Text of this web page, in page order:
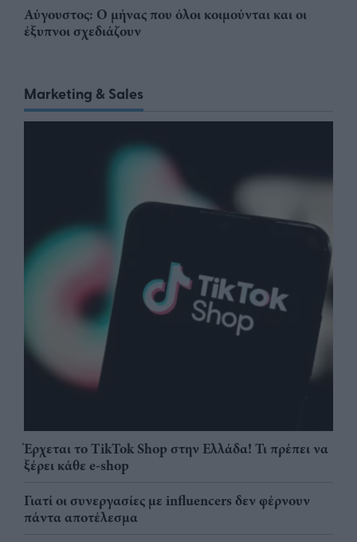
Αύγουστος: Ο μήνας που όλοι κοιμούνται και οι
έξυπνοι σχεδιάζουν
Marketing & Sales
Έρχεται το TikTok Shop στην Ελλάδα! Τι πρέπει να
ξέρει κάθε e-shop
Γιατί οι συνεργασίες με influencers δεν φέρνουν
πάντα αποτέλεσμα